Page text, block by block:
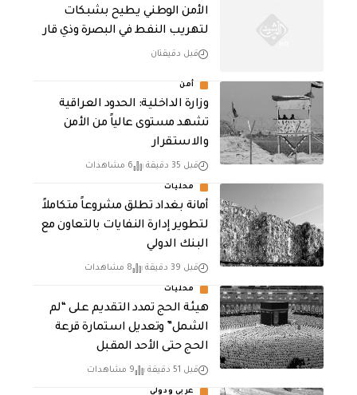
الأمن الوطني يطيح بشبكات
لتهريب النفط في البصرة وذي قار
قبل دقيقتان
أمن
وزارة الداخلية: الحدود العراقية
تشهد مستوى عالياً من الأمن
والاستقرار
قبل 35 دقيقة 6 مشاهدات
محليات
أمانة بغداد تطلق مشروعاً متكاملاً
لتطوير إدارة النفايات بالتعاون مع
البنك الدولي
قبل 39 دقيقة 8 مشاهدات
محليات
هيئة الحج تمدد التقديم على “لم
الشمل” وتعديل استمارة قرعة
الحج حتى الأحد المقبل
قبل 51 دقيقة 9 مشاهدات
عربي ودولي